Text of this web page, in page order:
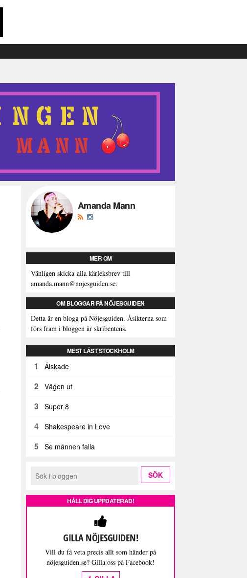
Amanda Mann
MER OM
Vänligen skicka alla kärleksbrev till
amanda.mann@nojesguiden.se.
OM BLOGGAR PÅ NÖJESGUIDEN
Detta är en blogg på Nöjesguiden. Åsikterna som
förs fram i bloggen är skribentens.
MEST LÄST STOCKHOLM
1 Älskade
2 Vägen ut
3 Super 8
4 Shakespeare in Love
5 Se männen falla
HÅLL DIG UPPDATERAD!
GILLA NÖJESGUIDEN!
Vill du få veta precis allt som händer på
nöjesguiden.se? Gilla oss på Facebook!